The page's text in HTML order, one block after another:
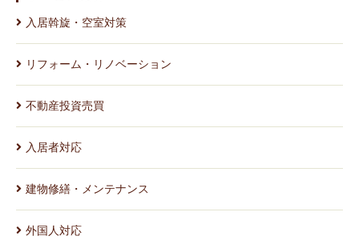
入居斡旋・空室対策
リフォーム・リノベーション
不動産投資売買
入居者対応
建物修繕・メンテナンス
外国人対応